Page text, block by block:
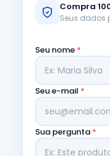
Compra
Seus dados
Seu nome *
Seu e-mail *
Sua pergunta *